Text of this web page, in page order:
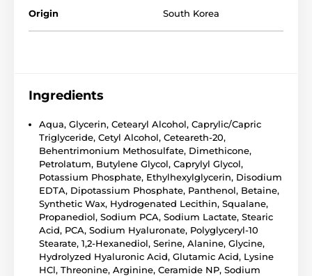
Origin South Korea
Ingredients
Aqua, Glycerin, Cetearyl Alcohol, Caprylic/Capric
Triglyceride, Cetyl Alcohol, Ceteareth-20,
Behentrimonium Methosulfate, Dimethicone,
Petrolatum, Butylene Glycol, Caprylyl Glycol,
Potassium Phosphate, Ethylhexylglycerin, Disodium
EDTA, Dipotassium Phosphate, Panthenol, Betaine,
Synthetic Wax, Hydrogenated Lecithin, Squalane,
Propanediol, Sodium PCA, Sodium Lactate, Stearic
Acid, PCA, Sodium Hyaluronate, Polyglyceryl-10
Stearate, 1,2-Hexanediol, Serine, Alanine, Glycine,
Hydrolyzed Hyaluronic Acid, Glutamic Acid, Lysine
HCl, Threonine, Arginine, Ceramide NP, Sodium